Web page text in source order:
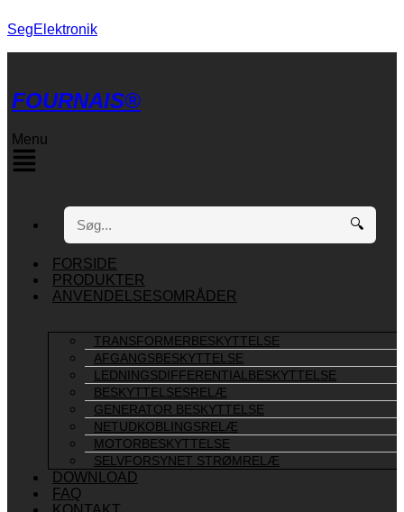
SegElektronik
FOURNAIS®
Menu
🔍
FORSIDE
PRODUKTER
ANVENDELSESOMRÅDER
TRANSFORMERBESKYTTELSE
AFGANGSBESKYTTELSE
LEDNINGSDIFFERENTIALBESKYTTELSE
BESKYTTELSESRELÆ
GENERATOR BESKYTTELSE
NETUDKOBLINGSRELÆ
MOTORBESKYTTELSE
SELVFORSYNET STRØMRELÆ
DOWNLOAD
FAQ